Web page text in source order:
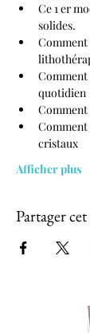
Ce 1 er
solides.
quotidien
cristaux
Afficher plus
Partager